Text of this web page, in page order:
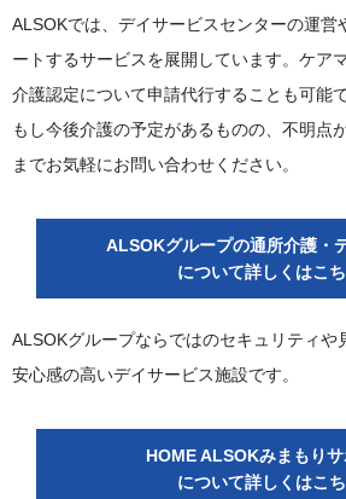
ALSOKでは、デイサービスセンターの運営
ートするサービスを展開しています。ケア
介護認定について申請代行することも可能で
もし今後介護の予定があるものの、不明点
までお気軽にお問い合わせください。
ALSOKグループの通所介護・
について詳しくはこ
ALSOKグループならではのセキュリティや
安心感の高いデイサービス施設です。
HOME ALSOKみまもりサ
について詳しくはこ